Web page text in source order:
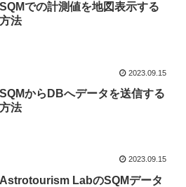
SQMでの計測値を地図表示する
方法
2023.09.15
SQMからDBへデータを送信する
方法
2023.09.15
Astrotourism LabのSQMデータ